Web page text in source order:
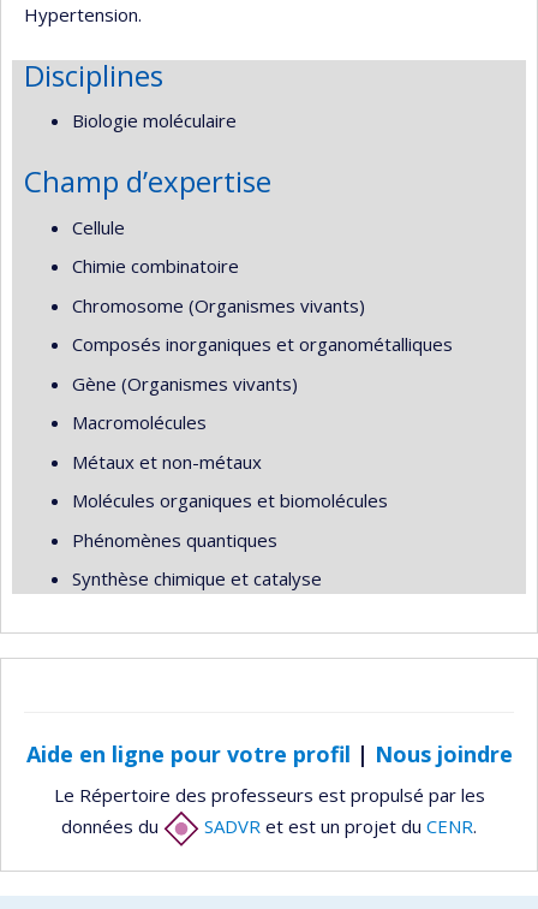
Hypertension.
Disciplines
Biologie moléculaire
Champ d’expertise
Cellule
Chimie combinatoire
Chromosome (Organismes vivants)
Composés inorganiques et organométalliques
Gène (Organismes vivants)
Macromolécules
Métaux et non-métaux
Molécules organiques et biomolécules
Phénomènes quantiques
Synthèse chimique et catalyse
Aide en ligne pour votre profil | Nous joindre
Le Répertoire des professeurs est propulsé par les
données du
SADVR et est un projet du CENR.